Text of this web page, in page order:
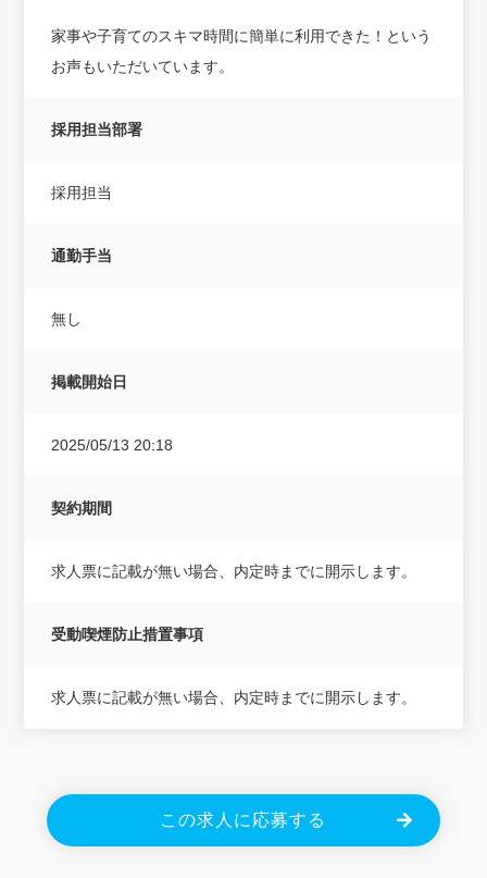
家事や子育てのスキマ時間に簡単に利用できた！という
お声もいただいています。
採用担当部署
採用担当
通勤手当
無し
掲載開始日
2025/05/13 20:18
契約期間
求人票に記載が無い場合、内定時までに開示します。
受動喫煙防止措置事項
求人票に記載が無い場合、内定時までに開示します。
この求人に応募する